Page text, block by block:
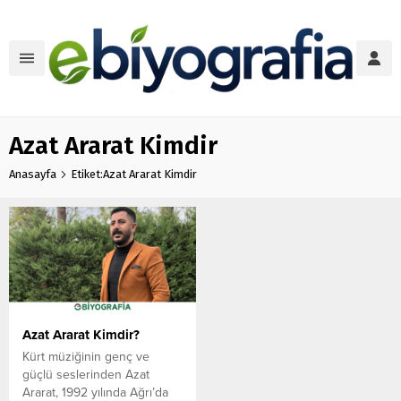
Azat Ararat Kimdir
Anasayfa Etiket:Azat Ararat Kimdir
Azat Ararat Kimdir?
Kürt müziğinin genç ve
güçlü seslerinden Azat
Ararat, 1992 yılında Ağrı’da